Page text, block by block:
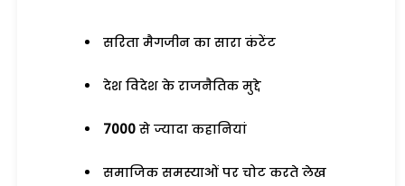
सरिता मैगजीन का सारा कंटेंट
देश विदेश के राजनैतिक मुद्दे
7000 से ज्यादा कहानियां
समाजिक समस्याओं पर चोट करते लेख